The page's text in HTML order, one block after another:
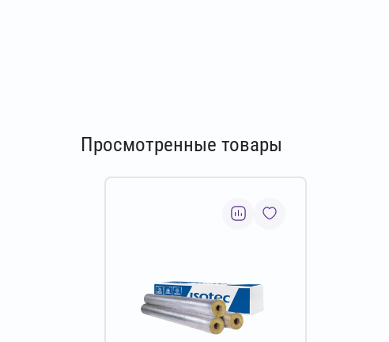
Просмотренные товары